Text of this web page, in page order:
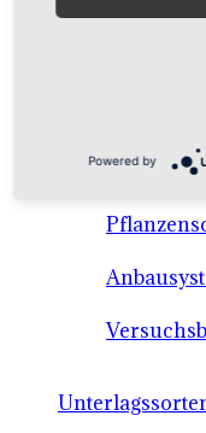
Anbausysteme
Powered by